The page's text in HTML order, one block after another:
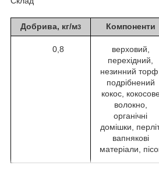
Добрива, кг/м3 Компоненти
0,8
верховий,
перехідний,
незинний
подрібнений
кокос,
волокно,
органічні
домішки,
вапнякові
матеріали,